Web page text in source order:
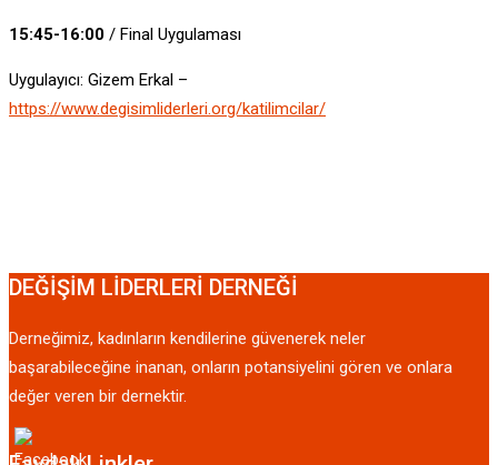
15:45-16:00 / Final Uygulaması
Uygulayıcı: Gizem Erkal –
https://www.degisimliderleri.org/katilimcilar/
DEĞİŞİM LİDERLERİ DERNEĞİ
Derneğimiz, kadınların kendilerine güvenerek neler
başarabileceğine inanan, onların potansiyelini gören ve onlara
değer veren bir dernektir.